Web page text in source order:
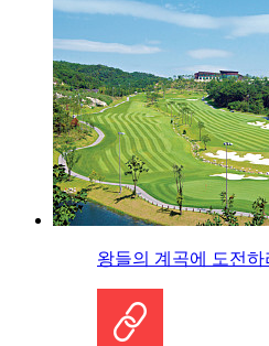
왕들의 계곡에 도전